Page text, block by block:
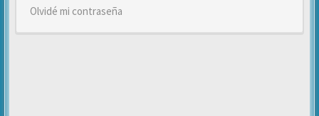
Olvidé mi contraseña